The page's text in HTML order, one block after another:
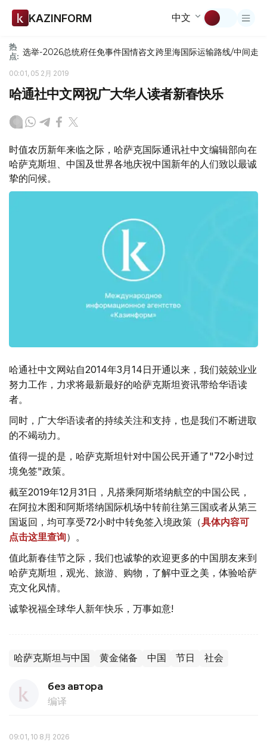
KAZINFORM 中文
热
点: 选举-2026总统府任免事件国情咨文跨里海国际运输路线/中间走廊
00:01, 05 2月 2019
哈通社中文网祝广大华人读者新春快乐
时值农历新年来临之际，哈萨克国际通讯社中文编辑部向在
哈萨克斯坦、中国及世界各地庆祝中国新年的人们致以最诚
挚的问候。
哈通社中文网站自2014年3月14日开通以来，我们兢兢业业
努力工作，力求将最新最好的哈萨克斯坦资讯带给华语读
者。
同时，广大华语读者的持续关注和支持，也是我们不断进取
的不竭动力。
值得一提的是，哈萨克斯坦针对中国公民开通了"72小时过
境免签"政策。
截至2019年12月31日，凡搭乘阿斯塔纳航空的中国公民，
在阿拉木图和阿斯塔纳国际机场中转前往第三国或者从第三
国返回，均可享受72小时中转免签入境政策（具体内容可
点击这里查询）。
值此新春佳节之际，我们也诚挚的欢迎更多的中国朋友来到
哈萨克斯坦，观光、旅游、购物，了解中亚之美，体验哈萨
克文化风情。
诚挚祝福全球华人新年快乐，万事如意!
哈萨克斯坦与中国 黄金储备 中国 节日 社会
без автора
编译
09:01, 10 8月 2026